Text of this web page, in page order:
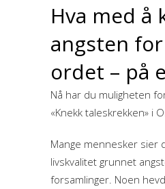
Hva med å
angsten
ordet – på
Nå har du muligheten
«Knekk taleskrekken» i
Mange mennesker sier
livskvalitet grunnet
forsamlinger. Noen